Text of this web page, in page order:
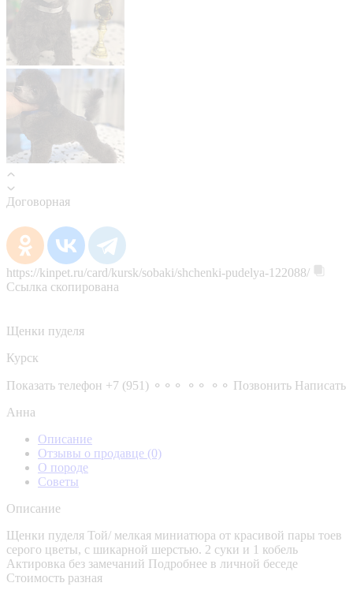
Договорная
https://kinpet.ru/card/kursk/sobaki/shchenki-pudelya-122088/
Ссылка скопирована
Щенки пуделя
Курск
Показать телефон +7 (951) ⚬⚬⚬ ⚬⚬ ⚬⚬ Позвонить Написать
Анна
Описание
Отзывы о продавце (0)
О породе
Советы
Описание
Щенки пуделя Той/ мелкая миниатюра от красивой пары тоев
серого цветы, с шикарной шерстью. 2 суки и 1 кобель
Актировка без замечаний Подробнее в личной беседе
Стоимость разная